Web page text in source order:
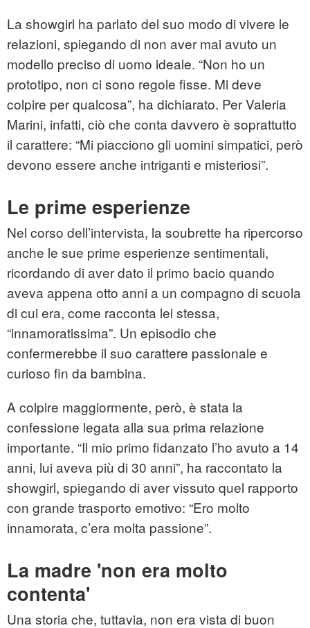
La showgirl ha parlato del suo modo di vivere le
relazioni, spiegando di non aver mai avuto un
modello preciso di uomo ideale. “Non ho un
prototipo, non ci sono regole fisse. Mi deve
colpire per qualcosa”, ha dichiarato. Per Valeria
Marini, infatti, ciò che conta davvero è soprattutto
il carattere: “Mi piacciono gli uomini simpatici, però
devono essere anche intriganti e misteriosi”.
Le prime esperienze
Nel corso dell’intervista, la soubrette ha ripercorso
anche le sue prime esperienze sentimentali,
ricordando di aver dato il primo bacio quando
aveva appena otto anni a un compagno di scuola
di cui era, come racconta lei stessa,
“innamoratissima”. Un episodio che
confermerebbe il suo carattere passionale e
curioso fin da bambina.
A colpire maggiormente, però, è stata la
confessione legata alla sua prima relazione
importante. “Il mio primo fidanzato l’ho avuto a 14
anni, lui aveva più di 30 anni”, ha raccontato la
showgirl, spiegando di aver vissuto quel rapporto
con grande trasporto emotivo: “Ero molto
innamorata, c’era molta passione”.
La madre 'non era molto
contenta'
Una storia che, tuttavia, non era vista di buon